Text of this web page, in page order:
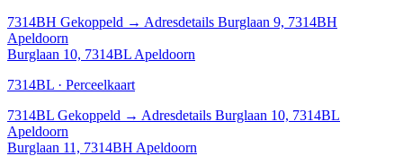
7314BH Gekoppeld → Adresdetails Burglaan 9, 7314BH
Apeldoorn
Burglaan 10, 7314BL Apeldoorn
7314BL · Perceelkaart
7314BL Gekoppeld → Adresdetails Burglaan 10, 7314BL
Apeldoorn
Burglaan 11, 7314BH Apeldoorn